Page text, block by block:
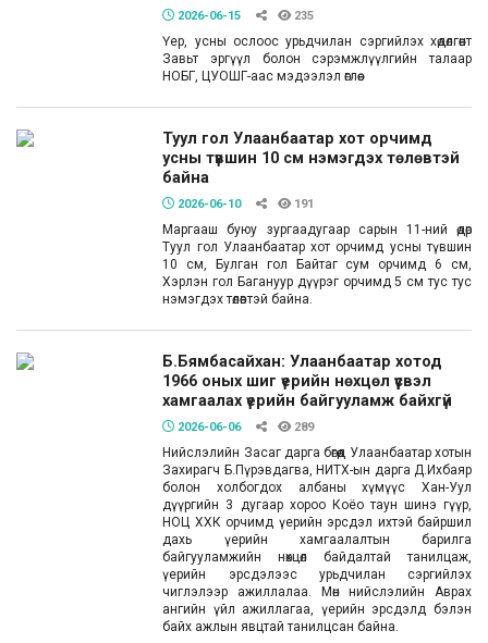
2026-06-15 235
Үер, усны ослоос урьдчилан сэргийлэх хөдөлгөөнт
Завьт эргүүл болон сэрэмжлүүлгийн талаар
НОБГ, ЦУОШГ-аас мэдээлэл өглөө.
Туул гол Улаанбаатар хот орчимд
усны түвшин 10 см нэмэгдэх төлөвтэй
байна
2026-06-10 191
Маргааш буюу зургаадугаар сарын 11-ний өдөр
Туул гол Улаанбаатар хот орчимд усны түвшин
10 см, Булган гол Байтаг сум орчимд 6 см,
Хэрлэн гол Багануур дүүрэг орчимд 5 см тус тус
нэмэгдэх төлөвтэй байна.
Б.Бямбасайхан: Улаанбаатар хотод
1966 оных шиг үерийн нөхцөл үүсвэл
хамгаалах үерийн байгууламж байхгүй
2026-06-06 289
Нийслэлийн Засаг дарга бөгөөд Улаанбаатар хотын
Захирагч Б.Пүрэвдагва, НИТХ-ын дарга Д.Ихбаяр
болон холбогдох албаны хүмүүс Хан-Уул
дүүргийн 3 дугаар хороо Коёо таун шинэ гүүр,
НОЦ ХХК орчимд үерийн эрсдэл ихтэй байршил
дахь үерийн хамгаалалтын барилга
байгууламжийн нөхцөл байдалтай танилцаж,
үерийн эрсдэлээс урьдчилан сэргийлэх
чиглэлээр ажиллалаа. Мөн нийслэлийн Аврах
ангийн үйл ажиллагаа, үерийн эрсдэлд бэлэн
байх ажлын явцтай танилцсан байна.